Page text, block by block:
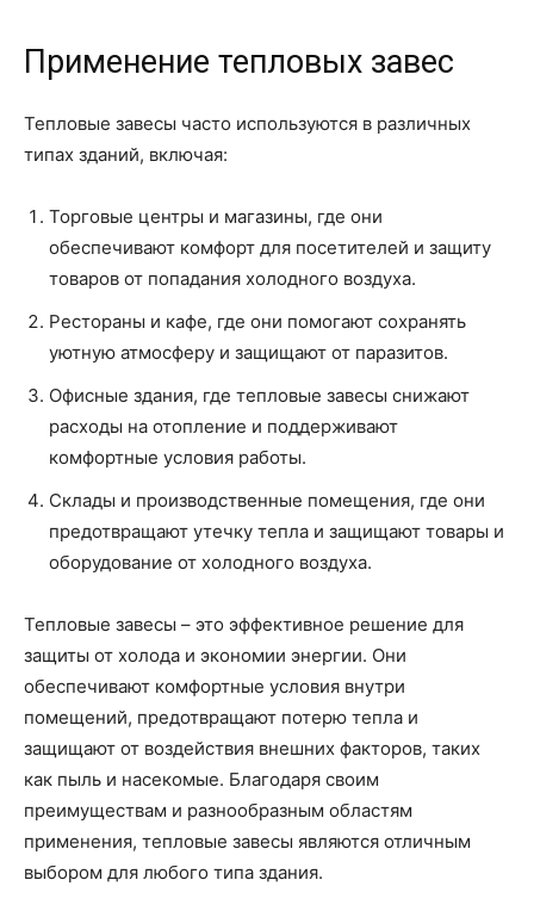
Применение тепловых завес
Тепловые завесы часто используются в различных
типах зданий, включая:
Торговые центры и магазины, где они
обеспечивают комфорт для посетителей и защиту
товаров от попадания холодного воздуха.
Рестораны и кафе, где они помогают сохранять
уютную атмосферу и защищают от паразитов.
Офисные здания, где тепловые завесы снижают
расходы на отопление и поддерживают
комфортные условия работы.
Склады и производственные помещения, где они
предотвращают утечку тепла и защищают товары и
оборудование от холодного воздуха.
Тепловые завесы – это эффективное решение для
защиты от холода и экономии энергии. Они
обеспечивают комфортные условия внутри
помещений, предотвращают потерю тепла и
защищают от воздействия внешних факторов, таких
как пыль и насекомые. Благодаря своим
преимуществам и разнообразным областям
применения, тепловые завесы являются отличным
выбором для любого типа здания.